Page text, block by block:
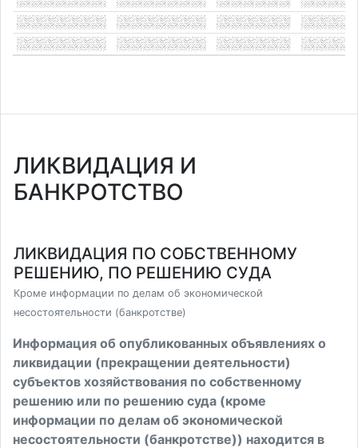
ЛИКВИДАЦИЯ И
БАНКРОТСТВО
ЛИКВИДАЦИЯ ПО СОБСТВЕННОМУ
РЕШЕНИЮ, ПО РЕШЕНИЮ СУДА
Кроме информации по делам об экономической
несостоятельности (банкротстве)
Информация об опубликованных объявлениях о
ликвидации (прекращении деятельности)
субъектов хозяйствования по собственному
решению или по решению суда (кроме
информации по делам об экономической
несостоятельности (банкротстве)) находится в